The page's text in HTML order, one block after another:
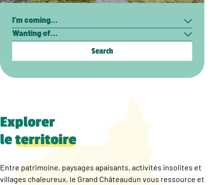
Search
Explorer
leterritoire
Entre patrimoine, paysages apaisants, activités insolites et
villages chaleureux, le Grand Châteaudun vous ressource et